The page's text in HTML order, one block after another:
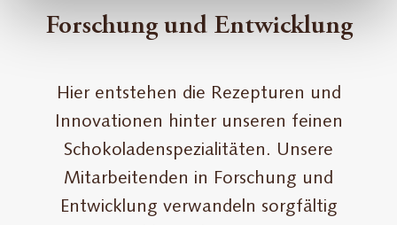
Forschung und Entwicklung
Hier entstehen die Rezepturen und
Innovationen hinter unseren feinen
Schokoladenspezialitäten. Unsere
Mitarbeitenden in Forschung und
Entwicklung verwandeln sorgfältig